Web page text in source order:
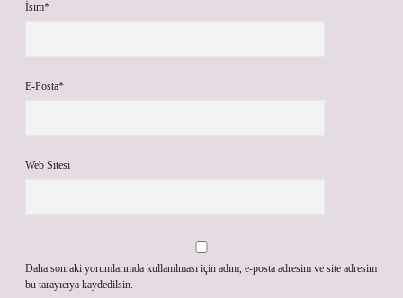
İsim*
E-Posta*
Web Sitesi
Daha sonraki yorumlarımda kullanılması için adım, e-posta adresim ve site adresim
bu tarayıcıya kaydedilsin.